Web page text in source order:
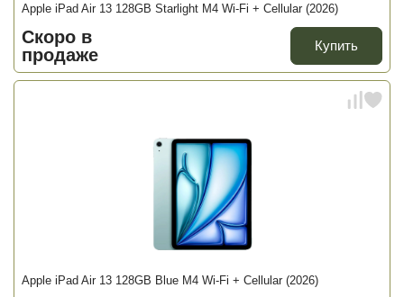
Apple iPad Air 13 128GB Starlight M4 Wi-Fi + Cellular (2026)
Скоро в
продаже
Купить
Apple iPad Air 13 128GB Blue M4 Wi-Fi + Cellular (2026)